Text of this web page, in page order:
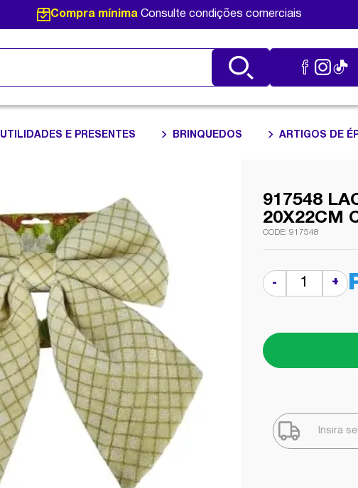
Compra mínimaConsulte condições comerciais
UTILIDADES E PRESENTES BRINQUEDOS ARTIGOS DE
917548
20X22CM
917548
- +